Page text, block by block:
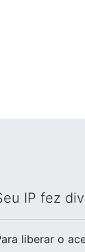
IP fez
liberar o